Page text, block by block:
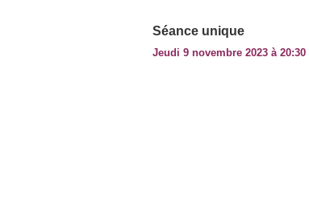
Séance unique
Jeudi 9 novembre 2023 à 20:30